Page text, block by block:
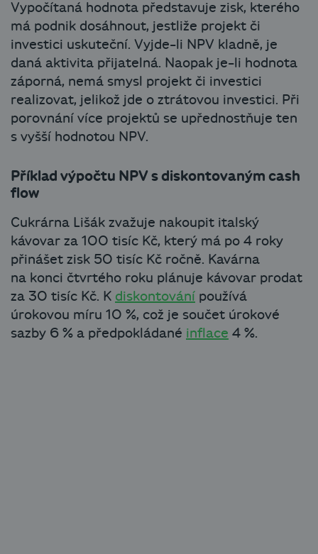
Vypočítaná hodnota představuje zisk, kterého
má podnik dosáhnout, jestliže projekt či
investici uskuteční. Vyjde-li NPV kladně, je
daná aktivita přijatelná. Naopak je-li hodnota
záporná, nemá smysl projekt či investici
realizovat, jelikož jde o ztrátovou investici. Při
porovnání více projektů se upřednostňuje ten
s vyšší hodnotou NPV.
Příklad výpočtu NPV s diskontovaným cash
flow
Cukrárna Lišák zvažuje nakoupit italský
kávovar za 100 tisíc Kč, který má po 4 roky
přinášet zisk 50 tisíc Kč ročně. Kavárna
na konci čtvrtého roku plánuje kávovar prodat
za 30 tisíc Kč. K diskontování používá
úrokovou míru 10 %, což je součet úrokové
sazby 6 % a předpokládané inflace 4 %.